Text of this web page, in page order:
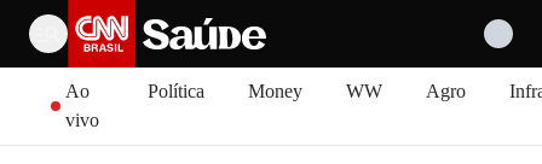
Ao
vivo
Política Money WW Agro